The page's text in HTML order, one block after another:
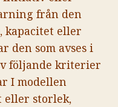
från den
kapacitet eller
den som avses i
följande kriterier
I modellen
eller storlek,